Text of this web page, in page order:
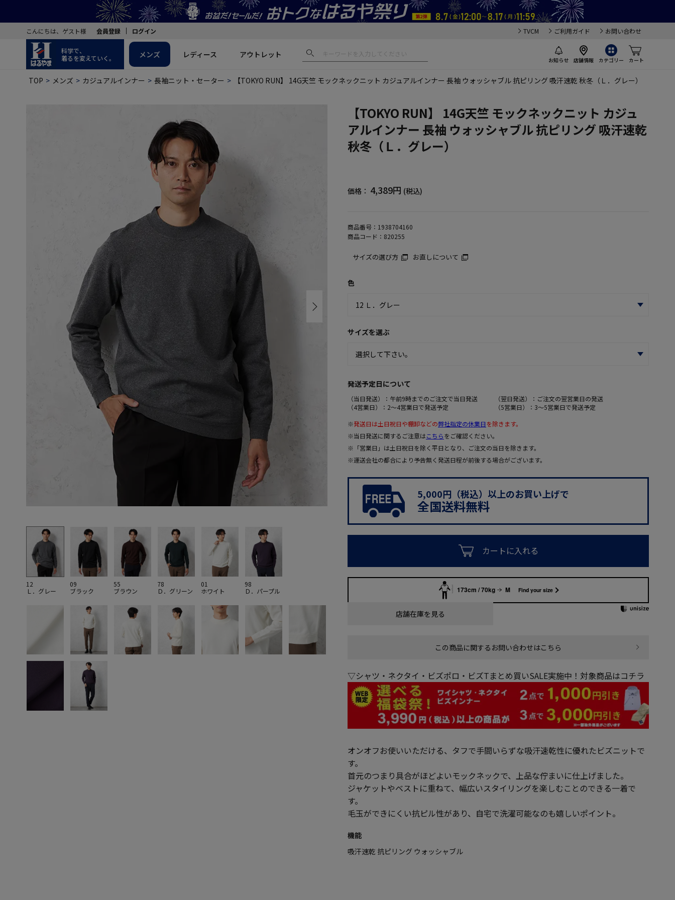
こんにちは、ゲスト様 会員登録 ログイン TVCM ご利用ガイド お問い合わせ
科学で、
着るを変えていく。
お知らせ 店舗情報 カテゴリー カート
メンズ レディース アウトレット
TOP メンズ カジュアルインナー 長袖ニット・セーター 【TOKYO RUN】 14G天竺 モックネックニット カジュアルインナー 長袖 ウォッシャブル 抗ピリング 吸汗速乾 秋冬（Ｌ．グレー）
12
Ｌ．グレー
09
ブラック
55
ブラウン
78
Ｄ．グリーン
01
ホワイト
98
Ｄ．パープル
【TOKYO RUN】 14G天竺 モックネックニット カジュ
アルインナー 長袖 ウォッシャブル 抗ピリング 吸汗速乾
秋冬（Ｌ．グレー）
価格： 4,389円 (税込)
商品番号： 1938704160
商品コード： 820255
サイズの選び方 お直しについて
色
サイズを選ぶ
発送予定日について
（当日発送）：午前9時までのご注文で当日発送
（翌日発送）：ご注文の翌営業日の発送
（4営業日）：2～4営業日で発送予定
（5営業日）：3～5営業日で発送予定
※発送日は土日祝日や棚卸などの弊社指定の休業日を除きます。
※当日発送に関するご注意はこちらをご確認ください。
※「営業日」は土日祝日を除く平日となり、ご注文の当日を除きます。
※運送会社の都合により予告無く発送日程が前後する場合がございます。
5,000円（税込）以上のお買い上げで
全国送料無料
カートに入れる
173cm / 70kg M Find your size
店舗在庫を見る
この商品に関するお問い合わせはこちら
▽シャツ・ネクタイ・ビズポロ・ビズTまとめ買いSALE実施中！対象商品はコチラ
オンオフお使いいただける、タフで手間いらずな吸汗速乾性に優れたビズニットで
す。
首元のつまり具合がほどよいモックネックで、上品な佇まいに仕上げました。
ジャケットやベストに重ねて、幅広いスタイリングを楽しむことのできる一着で
す。
毛玉ができにくい抗ピル性があり、自宅で洗濯可能なのも嬉しいポイント。
機能
吸汗速乾 抗ピリング ウォッシャブル